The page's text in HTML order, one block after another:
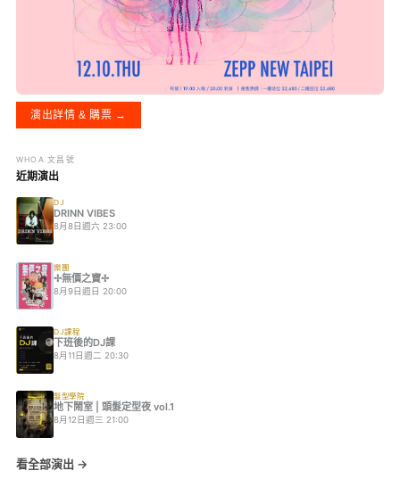
演出詳情 & 購票 →
WHOA 文昌號
近期演出
DJ
DRINN VIBES
8月8日週六 23:00
樂團
✢無價之寶✢
8月9日週日 20:00
DJ課程
下班後的DJ課
8月11日週二 20:30
髮型學院
地下鬧室 | 頭髮定型夜 vol.1
8月12日週三 21:00
看全部演出 →